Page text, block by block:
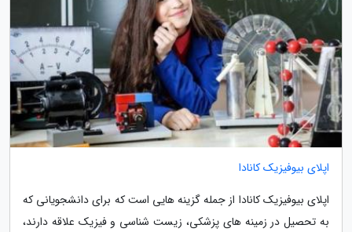
اپلای بیوفیزیک کانادا
اپلای بیوفیزیک کانادا از جمله گزینه هایی است که برای دانشجویانی که
به تحصیل در زمینه های پزشکی، زیست شناسی و فیزیک علاقه دارند،